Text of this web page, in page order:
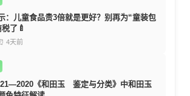
：儿童食品贵3倍就是更好？别再为“童装包
了🍼
4天前
《和田玉 鉴定与分类》中和田玉